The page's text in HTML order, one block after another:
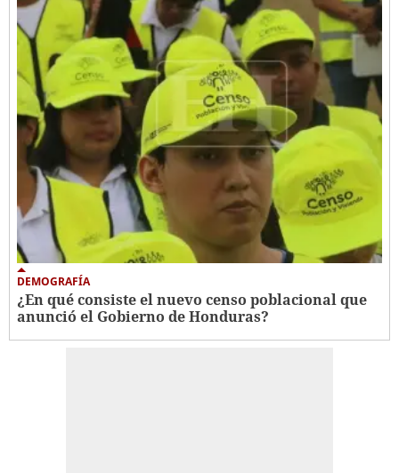
DEMOGRAFÍA
¿En qué consiste el nuevo censo poblacional que
anunció el Gobierno de Honduras?